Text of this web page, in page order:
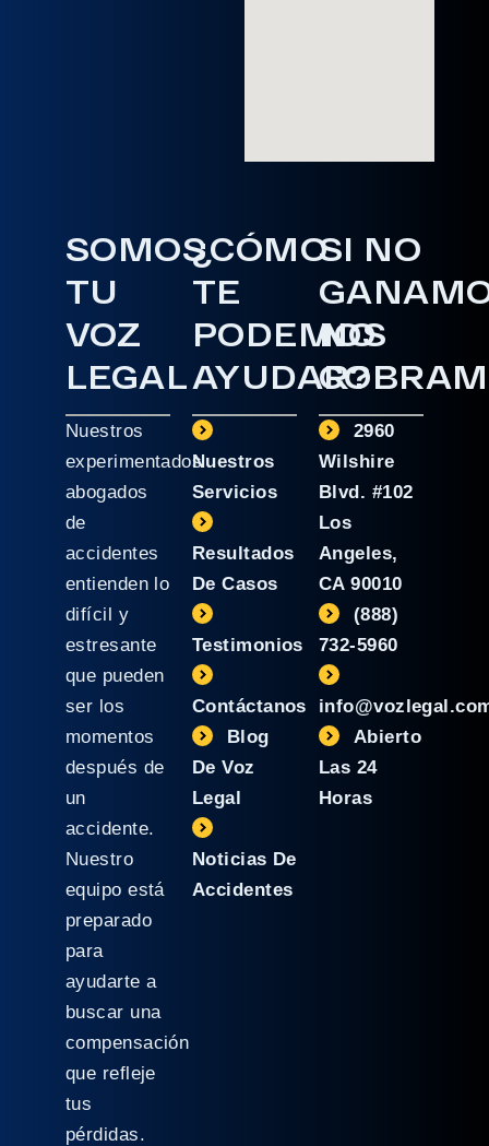
SOMOS
TU
VOZ
LEGAL
Nuestros
experimentados
abogados
de
accidentes
entienden lo
difícil y
estresante
que pueden
ser los
momentos
después de
un
accidente.
Nuestro
equipo está
preparado
para
ayudarte a
buscar una
compensación
que refleje
tus
pérdidas.
¿CÓMO
TE
PODEMOS
AYUDAR?
Nuestros
Servicios
Resultados
De Casos
Testimonios
Contáctanos
Blog
De Voz
Legal
Noticias De
Accidentes
SI NO
NO
2960
Wilshire
Blvd. #102
Los
Angeles,
CA 90010
(888)
732-5960
Abierto
Las 24
Horas